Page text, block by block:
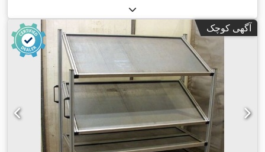
آگهی کوچک